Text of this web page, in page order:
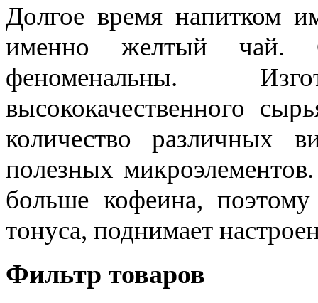
Долгое время напитком
именно желтый чай.
феноменальны.
высококачественного
количество различных
полезных
больше кофеина,
тонуса, поднимает
Фильтр товаров